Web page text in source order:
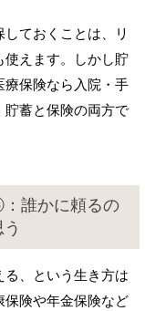
ておくことは、リ
使えます。しかし貯
療保険なら入院・手
貯蓄と保険の両方で
誰かに頼るの
、という生き方は
保険や年金保険など